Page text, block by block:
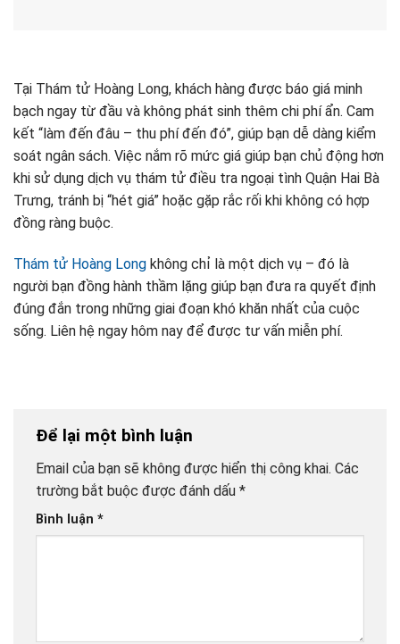
Tại Thám tử Hoàng Long, khách hàng được báo giá minh
bạch ngay từ đầu và không phát sinh thêm chi phí ẩn. Cam
kết “làm đến đâu – thu phí đến đó”, giúp bạn dễ dàng kiểm
soát ngân sách. Việc nắm rõ mức giá giúp bạn chủ động hơn
khi sử dụng dịch vụ thám tử điều tra ngoại tình Quận Hai Bà
Trưng, tránh bị “hét giá” hoặc gặp rắc rối khi không có hợp
đồng ràng buộc.
Thám tử Hoàng Long không chỉ là một dịch vụ – đó là
người bạn đồng hành thầm lặng giúp bạn đưa ra quyết định
đúng đắn trong những giai đoạn khó khăn nhất của cuộc
sống. Liên hệ ngay hôm nay để được tư vấn miễn phí.
Để lại một bình luận
Email của bạn sẽ không được hiển thị công khai. Các
trường bắt buộc được đánh dấu *
Bình luận *